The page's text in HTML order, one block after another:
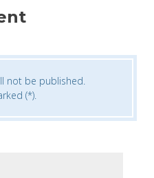
not be published.
(*).